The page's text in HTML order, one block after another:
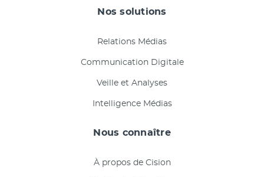
Nos solutions
Relations Médias
Communication Digitale
Veille et Analyses
Intelligence Médias
Nous connaître
À propos de Cision